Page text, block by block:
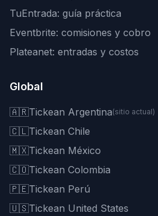
TuEntrada: guía práctica
Eventbrite: comisiones y cobro
Plateanet: entradas y costos
Global
🇦🇷Tickean Argentina(sitio actual)
🇨🇱Tickean Chile
🇲🇽Tickean México
🇨🇴Tickean Colombia
🇵🇪Tickean Perú
🇺🇸Tickean United States